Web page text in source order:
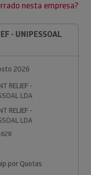
nesta empresa?
- UNIPESSOAL
2026
RELIEF -
LDA
RELIEF -
LDA
Quotas